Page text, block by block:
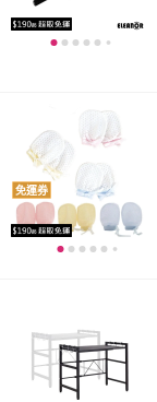
免運券